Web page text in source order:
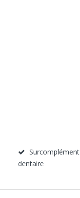
dentaire